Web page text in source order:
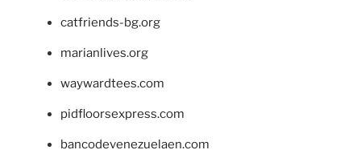
catfriends-bg.org
marianlives.org
waywardtees.com
pidfloorsexpress.com
bancodevenezuelaen.com